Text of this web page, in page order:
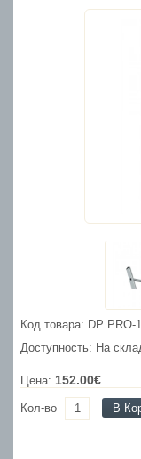
Код товара: DP PRO-
Доступность: На
Цена: 152.00€
Кол-во В